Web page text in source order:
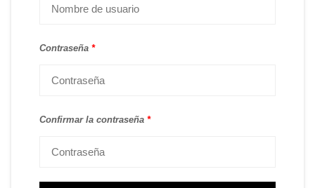
Contraseña *
Confirmar la contraseña *